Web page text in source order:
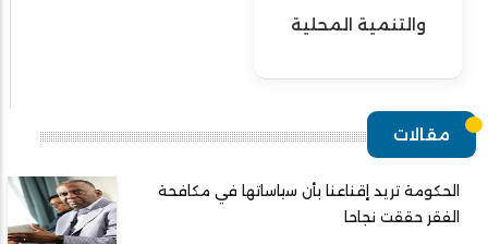
والتنمية المحلية
مقالات
الحكومة تريد إقناعنا بأن سياساتها في مكافحة
الفقر حققت نجاحا